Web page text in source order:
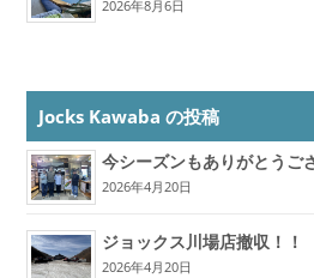
2026年8月6日
Jocks Kawaba の投稿
今シーズンもありがとうご
2026年4月20日
ジョックス川場店撤収！！
2026年4月20日